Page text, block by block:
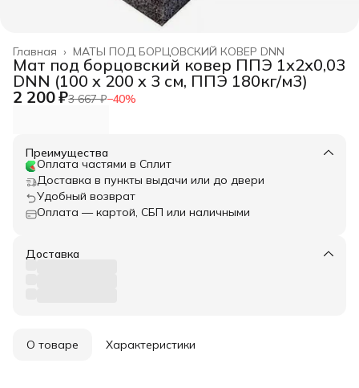
МАТЫ ПОД БОРЦОВСКИЙ КОВЕР DNN
Главная ›
Мат под борцовский ковер ППЭ 1х2х0,03
DNN (100 x 200 x 3 см, ППЭ 180кг/м3)
2 200 ₽3 667 ₽−40%
Преимущества
Оплата частями в Сплит
Доставка в пункты выдачи или до двери
Удобный возврат
Оплата — картой, СБП или наличными
Доставка
О товаре Характеристики